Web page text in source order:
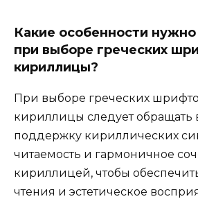
Какие особенности
при выборе греческих
кириллицы?
При выборе греческих
кириллицы следует обращать
поддержку кириллических
читаемость и гармоничное
кириллицей, чтобы
чтения и эстетическое